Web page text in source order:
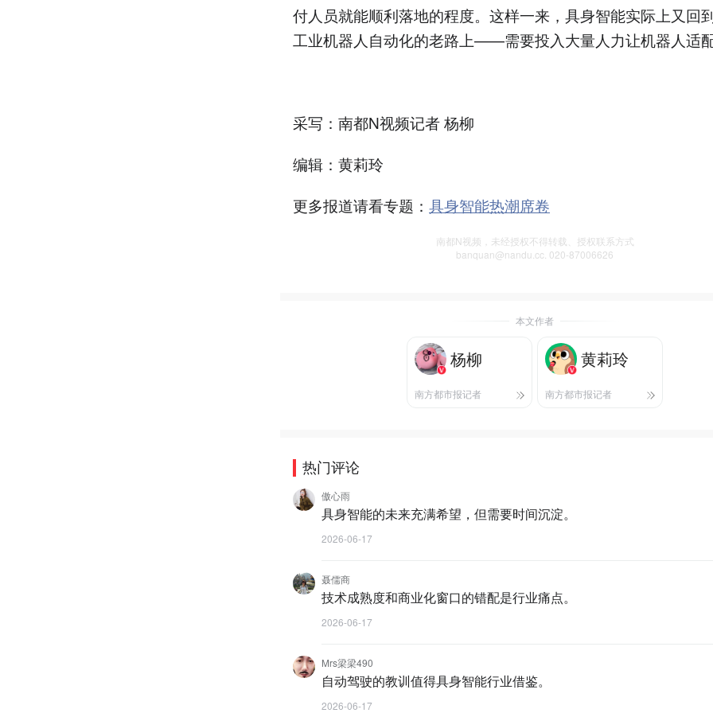
付人员就能顺利落地的程度。这样一来，具身智能实际上又回
工业机器人自动化的老路上——需要投入大量人力让机器人适配
采写：南都N视频记者 杨柳
编辑：黄莉玲
更多报道请看专题： 具身智能热潮席卷
南都N视频，未经授权不得转载、授权联系方式
banquan@nandu.cc. 020-87006626
本文作者
杨柳
南方都市报记者
黄莉玲
南方都市报记者
热门评论
傲心雨
具身智能的未来充满希望，但需要时间沉淀。
2026-06-17
聂儒商
技术成熟度和商业化窗口的错配是行业痛点。
2026-06-17
Mrs梁梁490
自动驾驶的教训值得具身智能行业借鉴。
2026-06-17